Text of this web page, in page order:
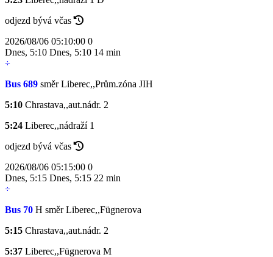
odjezd bývá včas
2026/08/06 05:10:00 0
Dnes, 5:10 Dnes, 5:10 14 min
÷
Bus 689 směr Liberec,,Prům.zóna JIH
5:10 Chrastava,,aut.nádr. 2
5:24 Liberec,,nádraží 1
odjezd bývá včas
2026/08/06 05:15:00 0
Dnes, 5:15 Dnes, 5:15 22 min
÷
Bus 70 H směr Liberec,,Fügnerova
5:15 Chrastava,,aut.nádr. 2
5:37 Liberec,,Fügnerova M